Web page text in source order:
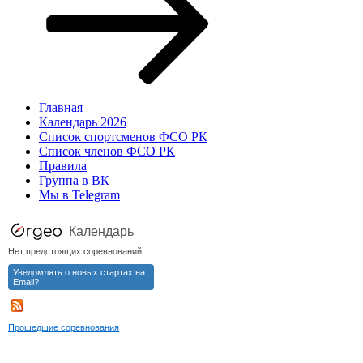
Главная
Календарь 2026
Список спортсменов ФСО РК
Список членов ФСО РК
Правила
Группа в ВК
Мы в Telegram